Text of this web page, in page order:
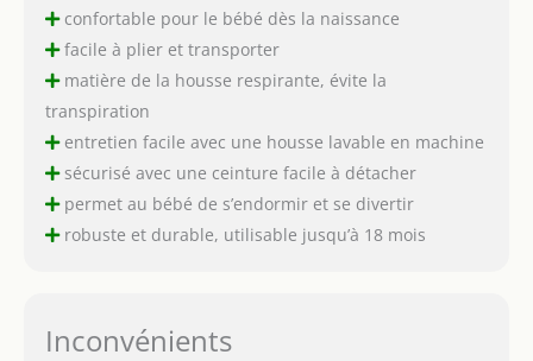
confortable pour le bébé dès la naissance
facile à plier et transporter
matière de la housse respirante, évite la
transpiration
entretien facile avec une housse lavable en machine
sécurisé avec une ceinture facile à détacher
permet au bébé de s’endormir et se divertir
robuste et durable, utilisable jusqu’à 18 mois
Inconvénients